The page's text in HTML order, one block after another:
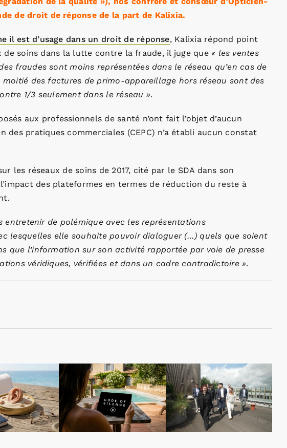
de droit de réponse de la part de Kalixia.
il est d’usage dans un droit de réponse, Kalixia répond point
de soins dans la lutte contre la fraude, il juge que « les ventes
fraudes sont moins représentées dans le réseau qu’en cas de
moitié des factures de primo-appareillage hors réseau sont des
1/3 seulement dans le réseau ».
aux professionnels de santé n’ont fait l’objet d’aucun
des pratiques commerciales (CEPC) n’a établi aucun constat
les réseaux de soins de 2017, cité par le SDA dans son
des plateformes en termes de réduction du reste à
entretenir de polémique avec les représentations
lesquelles elle souhaite pouvoir dialoguer (…) quels que soient
que l’information sur son activité rapportée par voie de presse
véridiques, vérifiées et dans un cadre contradictoire ».